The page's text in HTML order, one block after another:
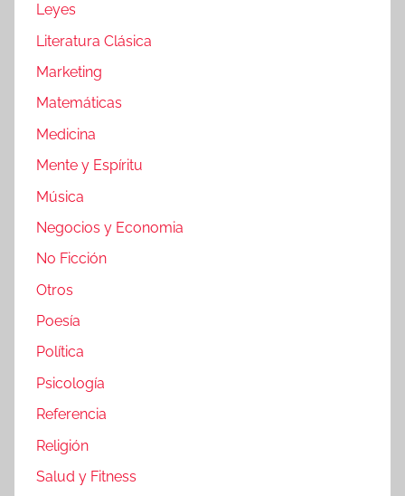
Leyes
Literatura Clásica
Marketing
Matemáticas
Medicina
Mente y Espíritu
Música
Negocios y Economia
No Ficción
Otros
Poesía
Política
Psicología
Referencia
Religión
Salud y Fitness